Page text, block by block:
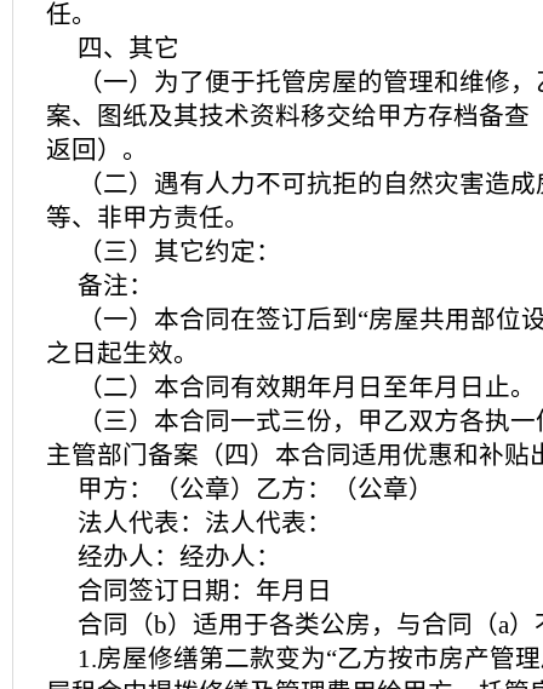
任。
四、其它
（一）为了便于托管房屋的管理和维修
案、图纸及其技术资料移交给甲方存档备查
返回）。
（二）遇有人力不可抗拒的自然灾害造
等、非甲方责任。
（三）其它约定：
备注：
（一）本合同在签订后到“房屋共用部位
之日起生效。
（二）本合同有效期年月日至年月日止。
（三）本合同一式三份，甲乙双方各执
主管部门备案（四）本合同适用优惠和补贴
甲方：（公章）乙方：（公章）
法人代表：法人代表：
经办人：经办人：
合同签订日期：年月日
合同（b）适用于各类公房，与合同（a）
1.房屋修缮第二款变为“乙方按市房产管